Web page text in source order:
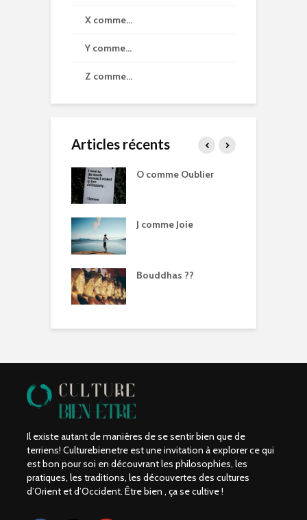
X comme…
Y comme…
Z comme…
Articles récents
O comme Oublier
J comme Joie
Bouddhas ??
Il existe autant de manières de se sentir bien que de
terriens! Culturebienetre est une invitation à explorer ce qui
est bon pour soi en découvrant les philosophies, les
pratiques, les traditions, les découvertes des cultures
d’Orient et d’Occident. Être bien , ça se cultive !